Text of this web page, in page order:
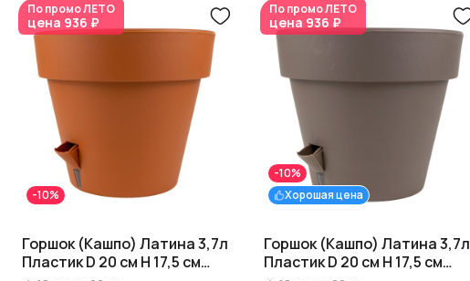
По промоЛЕТО
цена 936 ₽
-10%
Горшок (Кашпо) Латина 3,7л
Пластик D 20 см H 17,5 см
По промоЛЕТО
цена 936 ₽
Хорошая цена
-10%
Горшок (Кашпо) Латина 3,7л
Пластик D 20 см H 17,5 см